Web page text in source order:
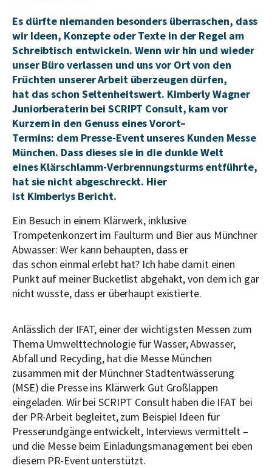
Es dürfte niemanden besonders überraschen, dass
wir Ideen, Konzepte oder Texte in der Regel am
Schreibtisch entwickeln. Wenn wir hin und wieder
unserBüroverlassen und unsvor Ort von den
Früchten unserer Arbeit überzeugen dürfen,
hat das schon Seltenheitswert. Kimberly Wagner
Juniorberaterin bei SCRIPT Consult, kam vor
Kurzem in den Genuss eines Vorort–
Termins: demPresse-Event unseres Kunden Messe
München. Dass diesessiein die dunkle Welt
einesKlärschlamm-Verbrennungsturmsentführte,
hat sie nicht abgeschreckt. Hier
ist KimberlysBericht.
Ein Besuch in einem Klärwerk, inklusive
Trompetenkonzert im Faulturm und Bier aus Münchner
Abwasser: Wer kann behaupten, dass er
das schon einmal erlebt hat? Ich habe damit einen
Punkt auf meiner Bucketlist abgehakt, von dem ich gar
nicht wusste, dass er überhaupt existierte.
Anlässlich der IFAT, einer der wichtigsten Messen zum
Thema Umwelttechnologie für Wasser, Abwasser,
Abfall und Recycling, hat die Messe München
zusammen mit der Münchner Stadtentwässerung
(MSE) die Presse ins Klärwerk Gut Großlappen
eingeladen. Wir bei SCRIPT Consult haben die IFAT bei
der PR-Arbeit begleitet, zum Beispiel Ideen für
Presserundgänge entwickelt, Interviews vermittelt –
und die Messe beim Einladungsmanagement bei eben
diesem PR-Event unterstützt.